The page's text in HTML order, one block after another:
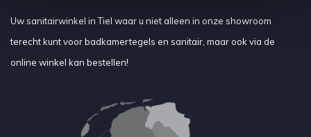
Uw sanitairwinkel in Tiel waar u niet alleen in onze showroom
terecht kunt voor badkamertegels en sanitair, maar ook via de
online winkel kan bestellen!